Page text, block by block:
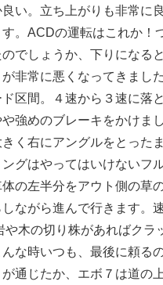
い。立ち上がりも非常に
。ACDの運転はこれか！
でしょうか、下りになる
非常に悪くなってきまし
区間。４速から３速に落
強めのブレーキをかけま
く右にアングルをとった
ングはやってはいけないフ
の左半分をアウト側の草
ながら進んで行きます。
や木の切り株があればクラ
な時いつも、最後に頼る
通じたか、エボ７は道の上